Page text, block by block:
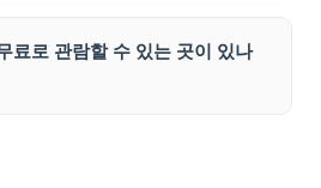
료로 관람할 수 있는 곳이 있나